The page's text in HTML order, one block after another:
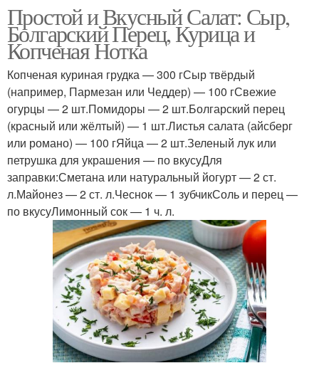
Простой и Вкусный Салат: Сыр,
Болгарский Перец, Курица и
Копченая Нотка
Копченая куриная грудка — 300 гСыр твёрдый
(например, Пармезан или Чеддер) — 100 гСвежие
огурцы — 2 шт.Помидоры — 2 шт.Болгарский перец
(красный или жёлтый) — 1 шт.Листья салата (айсберг
или романо) — 100 гЯйца — 2 шт.Зеленый лук или
петрушка для украшения — по вкусуДля
заправки:Сметана или натуральный йогурт — 2 ст.
л.Майонез — 2 ст. л.Чеснок — 1 зубчикСоль и перец —
по вкусуЛимонный сок — 1 ч. л.